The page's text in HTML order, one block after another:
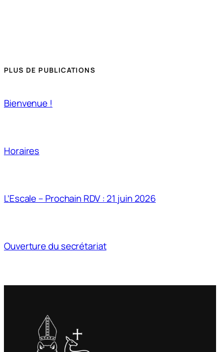
PLUS DE PUBLICATIONS
Bienvenue !
Horaires
L’Escale – Prochain RDV : 21 juin 2026
Ouverture du secrétariat